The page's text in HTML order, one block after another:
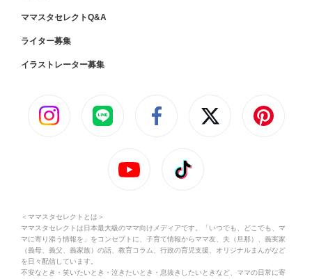
ママスタセレクトQ&A
ライター募集
イラストレーター募集
＜ママスタセレクトとは＞
ママスタセレクトは日本最大級のママ向けメディアです。「いつでも、どこでも、マ
マに寄り添う情報を」をコンセプトに、子育て情報からママ友、夫（旦那）、義実家
（義母、義父、義家族）の話、教育コラム、行政の育児支援、オリジナルまんがなど
を日々配信しています。
不安なとき・笑いたいとき・泣きたいとき・息抜きしたいときなど、ママの日常に寄